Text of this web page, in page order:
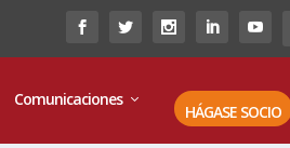
Comunicaciones
HÁGASE SOCIO